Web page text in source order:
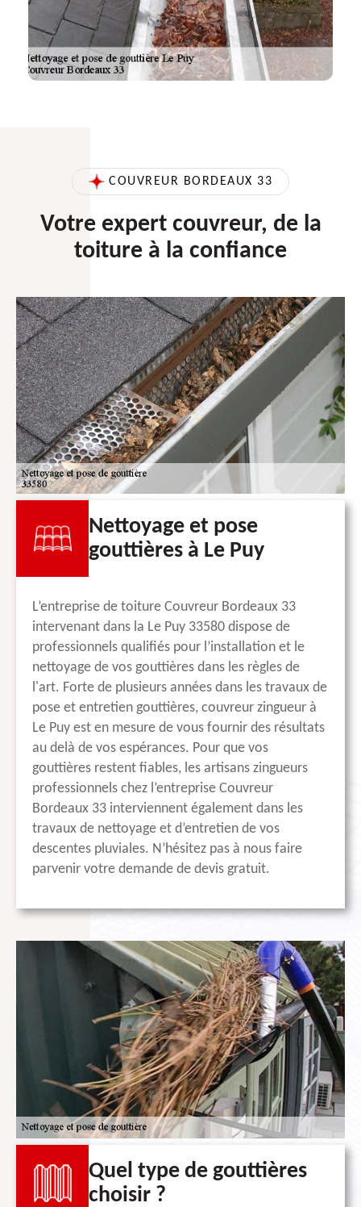
COUVREUR BORDEAUX 33
Votre expert couvreur, de la
toiture à la confiance
Nettoyage et pose
gouttières à Le Puy
L’entreprise de toiture Couvreur Bordeaux 33
intervenant dans la Le Puy 33580 dispose de
professionnels qualifiés pour l’installation et le
nettoyage de vos gouttières dans les règles de
l'art. Forte de plusieurs années dans les travaux de
pose et entretien gouttières, couvreur zingueur à
Le Puy est en mesure de vous fournir des résultats
au delà de vos espérances. Pour que vos
gouttières restent fiables, les artisans zingueurs
professionnels chez l’entreprise Couvreur
Bordeaux 33 interviennent également dans les
travaux de nettoyage et d’entretien de vos
descentes pluviales. N’hésitez pas à nous faire
parvenir votre demande de devis gratuit.
Quel type de gouttières
choisir ?